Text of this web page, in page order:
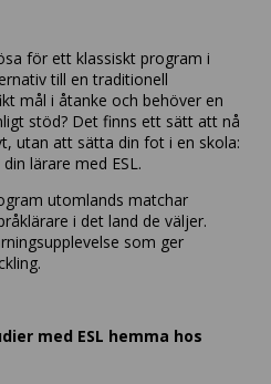
för ett klassiskt program i
till en traditionell
mål i åtanke och behöver en
stöd? Det finns ett sätt att nå
utan att sätta din fot i en skola:
lärare med ESL.
utomlands matchar
i det land de väljer.
som ger
med ESL hemma hos